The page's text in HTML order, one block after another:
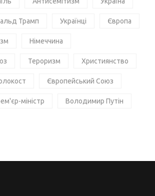
Трамп Українці Європа
Німеччина
Тероризм Християнство
Європейський Союз
міністр Володимир Путін